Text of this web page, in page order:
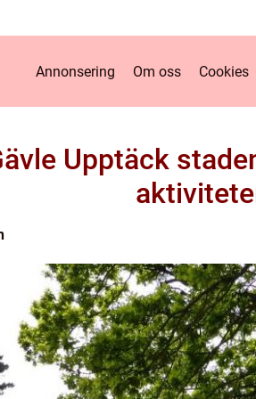
Annonsering Om oss Cookies
Upptäck